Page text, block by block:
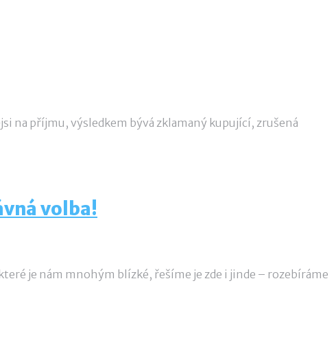
na příjmu, výsledkem bývá zklamaný kupující, zrušená
volba!
je nám mnohým blízké, řešíme je zde i jinde – rozebíráme